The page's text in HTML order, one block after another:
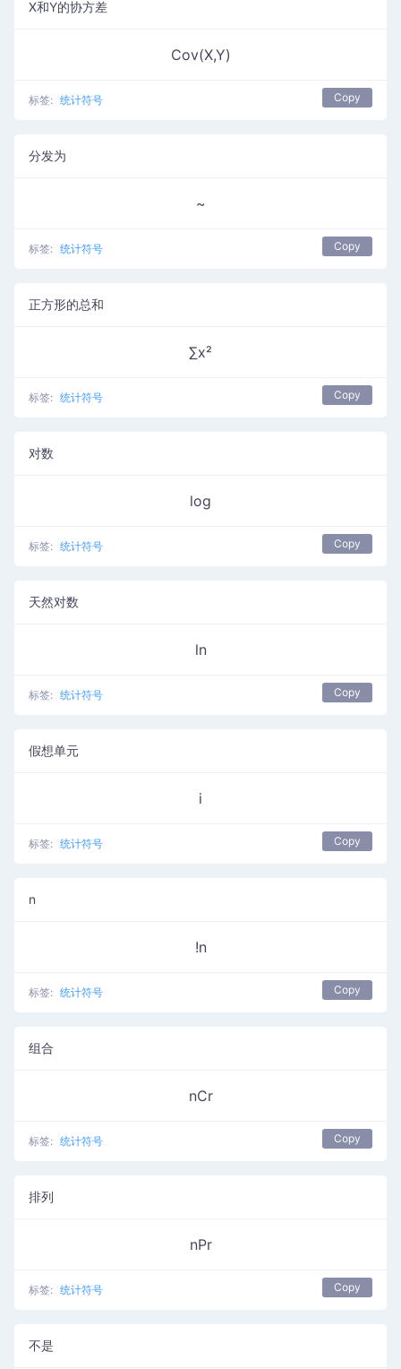
X和Y的协方差
Cov(X,Y)
标签: 统计符号 Copy
分发为
~
标签: 统计符号 Copy
正方形的总和
∑x²
标签: 统计符号 Copy
对数
log
标签: 统计符号 Copy
天然对数
ln
标签: 统计符号 Copy
假想单元
i
标签: 统计符号 Copy
n
!n
标签: 统计符号 Copy
组合
nCr
标签: 统计符号 Copy
排列
nPr
标签: 统计符号 Copy
不是